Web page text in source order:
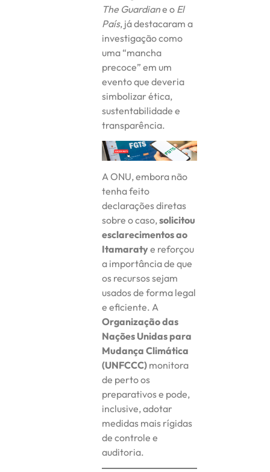
The Guardiane o El
País, já destacaram a
investigação como
uma “mancha
precoce” em um
evento que deveria
simbolizar ética,
sustentabilidade e
transparência.
A ONU, embora não
tenha feito
declarações diretas
sobre o caso,solicitou
esclarecimentos ao
Itamaratye reforçou
a importância de que
os recursos sejam
usados de forma legal
e eficiente. A
Organização das
Nações Unidas para
Mudança Climática
(UNFCCC) monitora
de perto os
preparativos e pode,
inclusive, adotar
medidas mais rígidas
de controle e
auditoria.